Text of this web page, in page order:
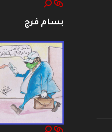
بسام فرج